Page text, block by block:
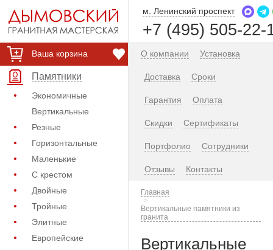
Ваша корзина
Памятники
Экономичные
Вертикальные
Резные
Горизонтальные
Маленькие
С крестом
Двойные
Тройные
Элитные
Европейские
м. Ленинский проспект
+7 (495) 505-22-
О компании Установка
Доставка Сроки
Гарантия Оплата
Скидки Сертификаты
Портфолио Сотрудники
Отзывы Контакты
Главная
Вертикальные памятники из
гранита
Вертикальные